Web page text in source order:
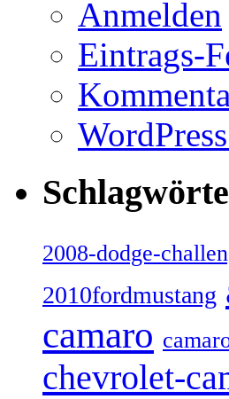
Anmelden
Eintrags-
2008-dodge-
2010fordmustang
camaro
chevrolet-